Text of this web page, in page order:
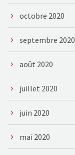
octobre 2020
septembre 2020
août 2020
juillet 2020
juin 2020
mai 2020